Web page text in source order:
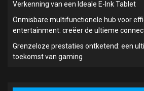
Verkenning van een Ideale E-Ink Tablet
Onmisbare multifunctionele hub voor
entertainment: creëer de ultieme
Grenzeloze prestaties ontketend: een
toekomst van gaming